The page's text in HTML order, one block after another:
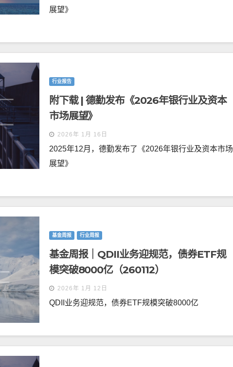
展望》
行业报告
附下载 | 德勤发布《2026年银行业及资本
市场展望》
2026年 1月 16日
2025年12月，德勤发布了《2026年银行业及资本市场
展望》
基金周报 行业周报
基金周报｜QDII业务迎规范，债券ETF规
模突破8000亿（260112）
2026年 1月 12日
QDII业务迎规范，债券ETF规模突破8000亿